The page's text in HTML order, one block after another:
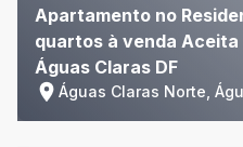
Apartamento no
quartos à venda Aceita
Águas Claras DF
Águas Claras Norte,